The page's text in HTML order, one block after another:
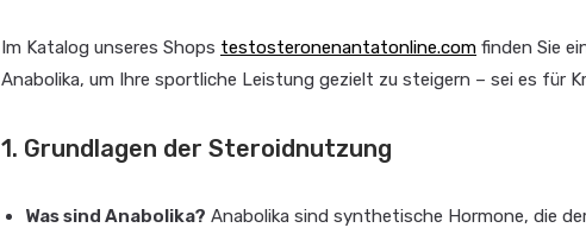
Im Katalog unseres Shops testosteronenantatonline.com finden Sie
Anabolika, um Ihre sportliche Leistung gezielt zu steigern – sei es für
1. Grundlagen der Steroidnutzung
Was sind Anabolika? Anabolika sind synthetische Hormone, die